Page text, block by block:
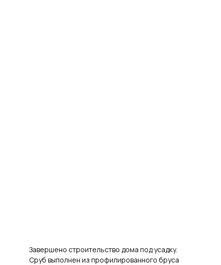
Завершено строительство дома под усадку.
Сруб выполнен из профилированного бруса